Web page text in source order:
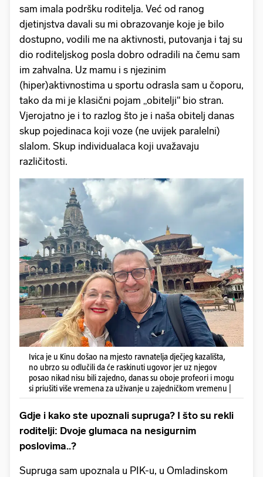
sam imala podršku roditelja. Već od ranog
djetinjstva davali su mi obrazovanje koje je bilo
dostupno, vodili me na aktivnosti, putovanja i taj su
dio roditeljskog posla dobro odradili na čemu sam
im zahvalna. Uz mamu i s njezinim
(hiper)aktivnostima u sportu odrasla sam u čoporu,
tako da mi je klasični pojam „obitelji“ bio stran.
Vjerojatno je i to razlog što je i naša obitelj danas
skup pojedinaca koji voze (ne uvijek paralelni)
slalom. Skup individualaca koji uvažavaju
različitosti.
Ivica je u Kinu došao na mjesto ravnatelja dječjeg kazališta,
no ubrzo su odlučili da će raskinuti ugovor jer uz njegov
posao nikad nisu bili zajedno, danas su oboje profeori i mogu
si priušiti više vremena za uživanje u zajedničkom vremenu |
Gdje i kako ste upoznali supruga? I što su rekli
roditelji: Dvoje glumaca na nesigurnim
poslovima..?
Supruga sam upoznala u PIK-u, u Omladinskom